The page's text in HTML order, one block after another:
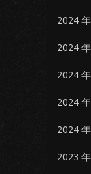
2024
2024
2024
2024
2024
2023